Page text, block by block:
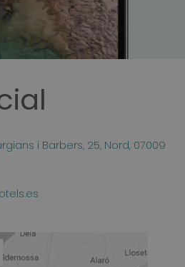
i Barbers, 25, Nord, 07009